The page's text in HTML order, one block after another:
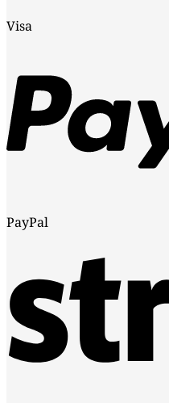
Visa
PayPal